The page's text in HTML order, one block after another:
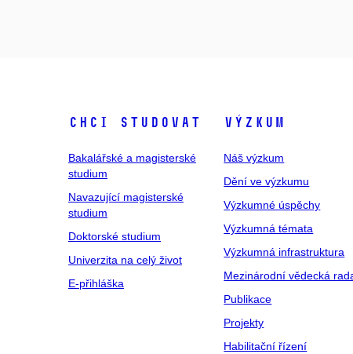
Chci studovat
Bakalářské a magisterské
studium
Navazující magisterské
studium
Doktorské studium
Univerzita na celý život
E-přihláška
Výzkum
Náš výzkum
Dění ve výzkumu
Výzkumné úspěchy
Výzkumná témata
Výzkumná infrastruktura
Mezinárodní vědecká
Publikace
Projekty
Habilitační řízení